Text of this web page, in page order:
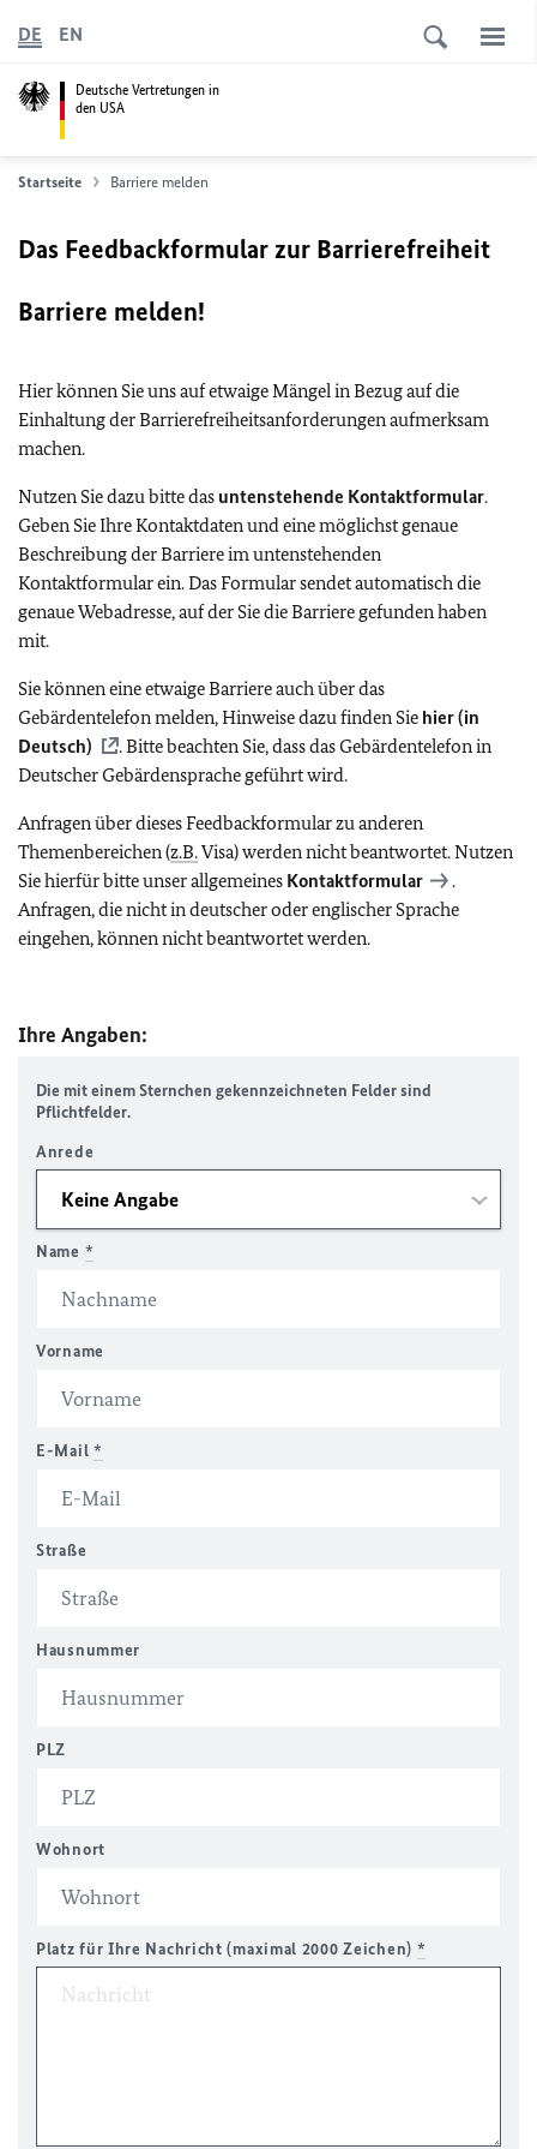
Deutsche Vertretungen in
den USA
DE EN
Startseite Barriere melden
Das Feedbackformular zur Barrierefreiheit
Barriere melden!
Hier können Sie uns auf etwaige Mängel in Bezug auf die
Einhaltung der Barrierefreiheitsanforderungen aufmerksam
machen.
Nutzen Sie dazu bitte das untenstehende Kontaktformular.
Geben Sie Ihre Kontaktdaten und eine möglichst genaue
Beschreibung der Barriere im untenstehenden
Kontaktformular ein. Das Formular sendet automatisch die
genaue Webadresse, auf der Sie die Barriere gefunden haben
mit.
Sie können eine etwaige Barriere auch über das
Gebärdentelefon melden, Hinweise dazu finden Sie hier (in
Deutsch)
. Bitte beachten Sie, dass das Gebärdentelefon in
Deutscher Gebärdensprache geführt wird.
Anfragen über dieses Feedbackformular zu anderen
Themenbereichen (z.B.Visa) werden nicht beantwortet. Nutzen
Sie hierfür bitte unser allgemeines Kontaktformular
.
Anfragen, die nicht in deutscher oder englischer Sprache
eingehen, können nicht beantwortet werden.
Ihre Angaben:
Die mit einem Sternchen gekennzeichneten Felder sind
Pflichtfelder.
Anrede
Name *
Vorname
E-Mail *
Straße
Hausnummer
PLZ
Wohnort
Platz für Ihre Nachricht (maximal 2000 Zeichen) *